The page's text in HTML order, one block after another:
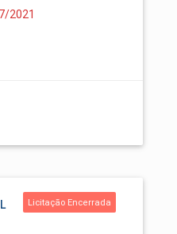
2021
Licitação Encerrada